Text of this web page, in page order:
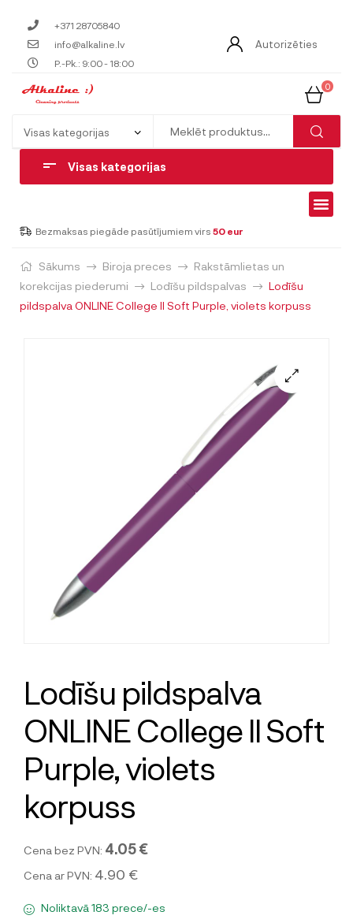
+371 28705840
info@alkaline.lv
P.-Pk.: 9:00 - 18:00
Autorizēties
0
Visas kategorijas
Bezmaksas piegāde pasūtījumiem virs 50 eur
Sākums Biroja preces
Rakstāmlietas un
korekcijas piederumi
Lodīšu pildspalvas
Lodīšu
pildspalva ONLINE College II Soft Purple, violets korpuss
Lodīšu pildspalva
ONLINE College II Soft
Purple, violets
korpuss
Cena bez PVN: 4.05 €
Cena ar PVN: 4.90 €
Noliktavā 183 prece/-es